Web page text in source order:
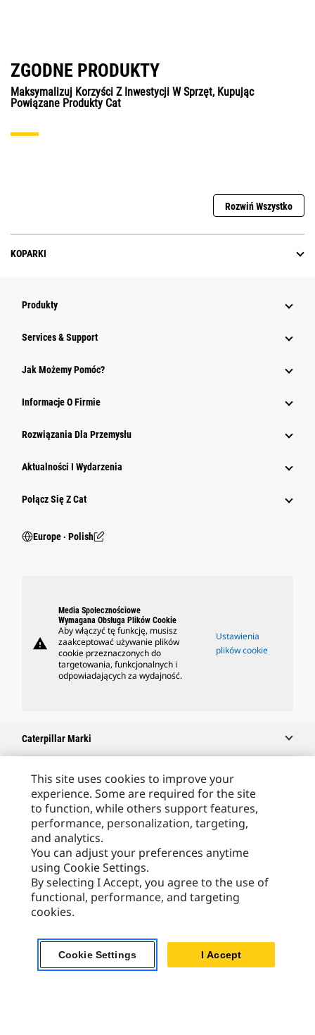
ZGODNE PRODUKTY
Maksymalizuj Korzyści Z Inwestycji W Sprzęt, Kupując
Powiązane Produkty Cat
Rozwiń Wszystko
KOPARKI
Produkty
Services & Support
Jak Możemy Pomóc?
Informacje O Firmie
Rozwiązania Dla Przemysłu
Aktualności I Wydarzenia
Połącz Się Z Cat
Europe ‧ Polish
warning
Media Społecznościowe
Wymagana Obsługa Plików Cookie
Aby włączyć tę funkcję, musisz
zaakceptować używanie plików
cookie przeznaczonych do
targetowania, funkcjonalnych i
odpowiadających za wydajność.
Ustawienia
plików cookie
Caterpillar Marki
Caterpillar.com
Caterpillar Kontakt
Caterpillar Kontakt
Moje Preferencje Marketingowe
Site Map
Cookie Settings
This site uses cookies to improve your
experience. Some are required for the site
to function, while others support features,
performance, personalization, targeting,
and analytics.
You can adjust your preferences anytime
using Cookie Settings.
By selecting I Accept, you agree to the use of
functional, performance, and targeting
cookies.
Cookie Settings I Accept